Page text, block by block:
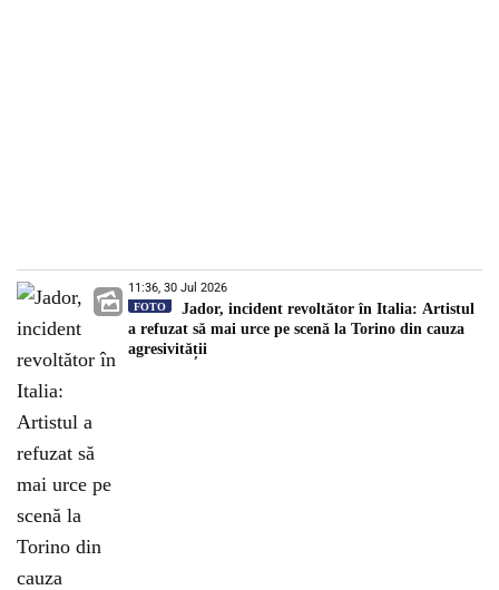
11:36, 30 Jul 2026
FOTO
Jador, incident revoltător în Italia: Artistul
a refuzat să mai urce pe scenă la Torino din cauza
agresivității